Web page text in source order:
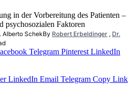
in der Vorbereitung des Patienten –
psychosozialen Faktoren
By Robert Erbeldinger , Dr.
Telegram Pinterest LinkedIn
LinkedIn Email Telegram Copy Link